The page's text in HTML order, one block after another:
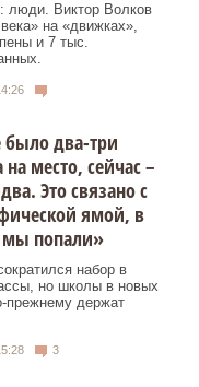
люди. Виктор Волков
на «движках»,
и 7 тыс.
два-три
на место, сейчас –
Это связано с
ямой, в
мы попали»
набор в
но школы в новых
прежнему держат
3